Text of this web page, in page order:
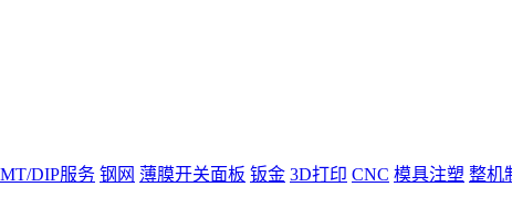
DIP服务 钢网 薄膜开关面板 钣金 3D打印 CNC 模具注塑 整机